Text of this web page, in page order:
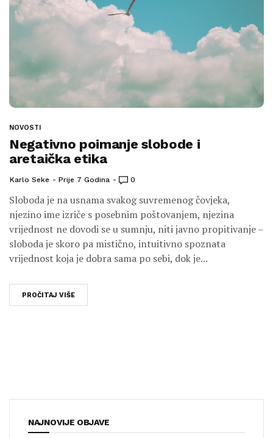
NOVOSTI
Negativno poimanje slobode i
aretaička etika
Karlo Seke Prije 7 Godina 0
Sloboda je na usnama svakog suvremenog čovjeka,
njezino ime izriče s posebnim poštovanjem, njezina
vrijednost ne dovodi se u sumnju, niti javno propitivanje –
sloboda je skoro pa mistično, intuitivno spoznata
vrijednost koja je dobra sama po sebi, dok je...
PROČITAJ VIŠE
NAJNOVIJE OBJAVE